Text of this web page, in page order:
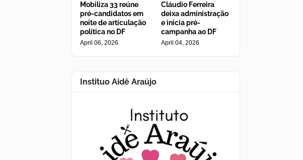
Mobiliza 33 reúne
pré-candidatos em
noite de articulação
política no DF
April 06, 2026
Cláudio Ferreira
deixa administração
e inicia pré-
campanha ao DF
April 04, 2026
Instituo Aidê Araújo